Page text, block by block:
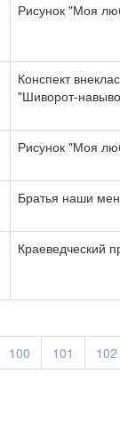
Рисунок "Моя
Конспект
"Шиворот-
Рисунок "Моя
Братья наши
Краеведческий
100 101
102